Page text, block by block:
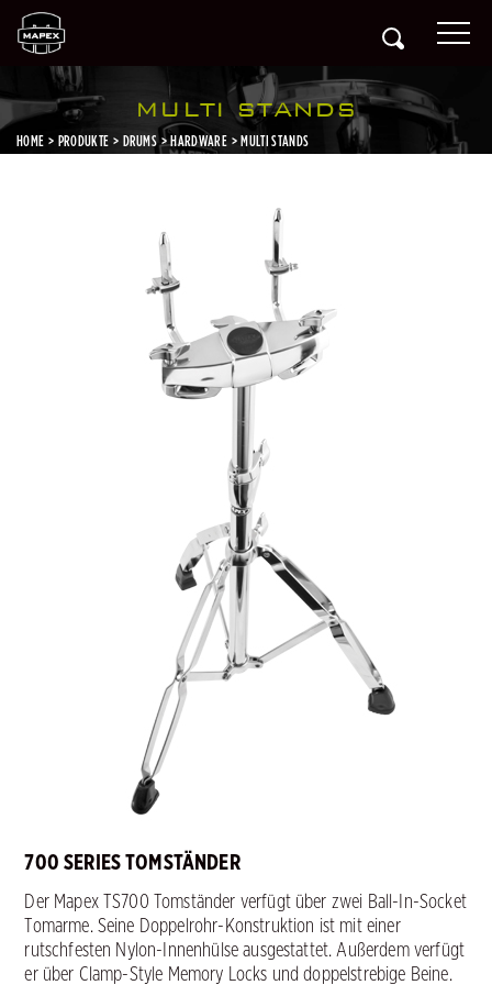
MULTI STANDS
HOME PRODUKTE DRUMS HARDWARE MULTI STANDS
700 SERIES TOMSTÄNDER
Der Mapex TS700 Tomständer verfügt über zwei Ball-In-Socket
Tomarme. Seine Doppelrohr-Konstruktion ist mit einer
rutschfesten Nylon-Innenhülse ausgestattet. Außerdem verfügt
er über Clamp-Style Memory Locks und doppelstrebige Beine.